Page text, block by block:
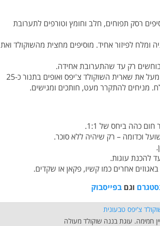
רסק תפוחים, חלב וחומץ וטורפים לתערובת
לפיזור אחיד. מוסיפים מחצית מהשוקולד ואת
רק עד שהתערובת אחידה.
+ יוצקים את התערובת לתבנית ומשטחים. מפזרים מעל את שארית השוקולד צ'יפס ואופים בתנור כ-25
מניחים להתקרר מעט, חותכים ומגישים.
כהה ביחס של 1:1.
וכדומה – רק שיהיה ללא סוכר.
להכנת עוגות.
אחרים כמו קשיו, פקאן או שקדים.
וגם בפייסבוק
חמימה. עוגת בננה שוקולד מעולה